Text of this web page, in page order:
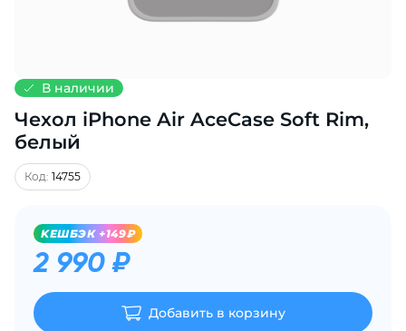
В наличии
Чехол iPhone Air AceCase Soft Rim,
белый
Код: 14755
KЕШБЭК +149₽
2 990 ₽
Добавить в корзину
Получайте товар
выбранный способом
списываться
по25%каждые 2 недели
Подробнее